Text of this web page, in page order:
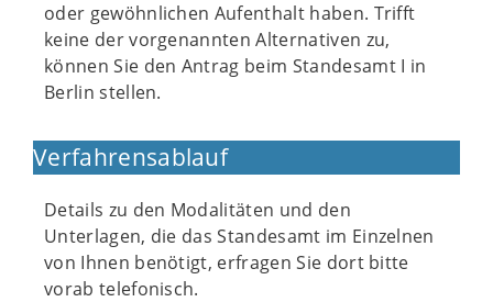
oder gewöhnlichen Aufenthalt haben. Trifft
keine der vorgenannten Alternativen zu,
können Sie den Antrag beim Standesamt I in
Berlin stellen.
Verfahrensablauf
Details zu den Modalitäten und den
Unterlagen, die das Standesamt im Einzelnen
von Ihnen benötigt, erfragen Sie dort bitte
vorab telefonisch.